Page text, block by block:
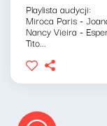
Playlista audycji:
Miroca Paris -
Nancy Vieira -
Tito...